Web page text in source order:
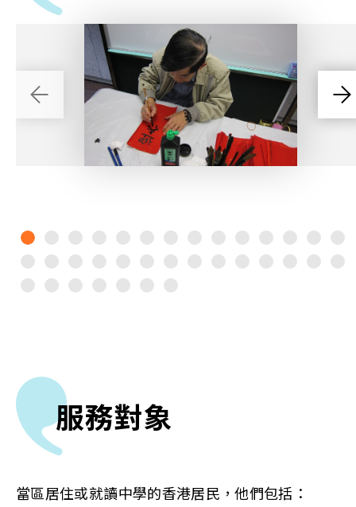
服務對象
當區居住或就讀中學的香港居民，他們包括：